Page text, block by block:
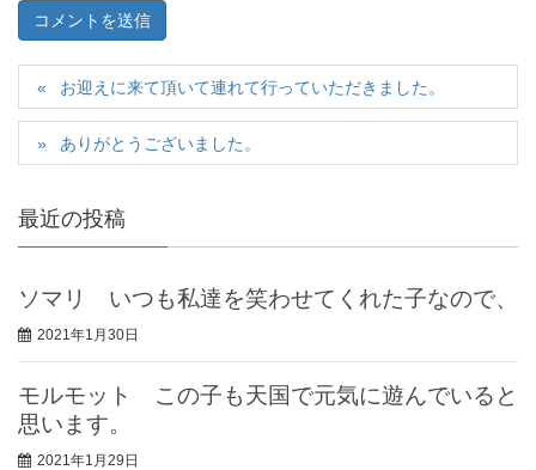
お迎えに来て頂いて連れて行っていただきました。
ありがとうございました。
最近の投稿
ソマリ いつも私達を笑わせてくれた子なので、
2021年1月30日
モルモット この子も天国で元気に遊んでいると
思います。
2021年1月29日